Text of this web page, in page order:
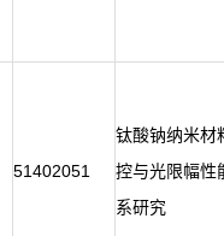
51402051
钛酸钠纳米材
控与光限幅性
系研究